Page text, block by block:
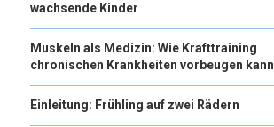
wachsende Kinder
Muskeln als Medizin: Wie Krafttraining
chronischen Krankheiten vorbeugen kann
Einleitung: Frühling auf zwei Rädern